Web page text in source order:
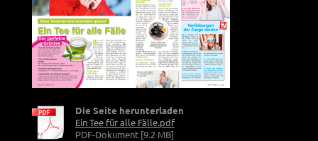
Die Seite herunterladen
Ein Tee für alle Fälle.pdf
PDF-Dokument [9.2 MB]